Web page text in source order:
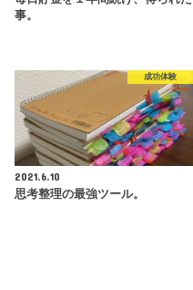
事。
成功体験
2021.6.10
思考整理の最強ツール。